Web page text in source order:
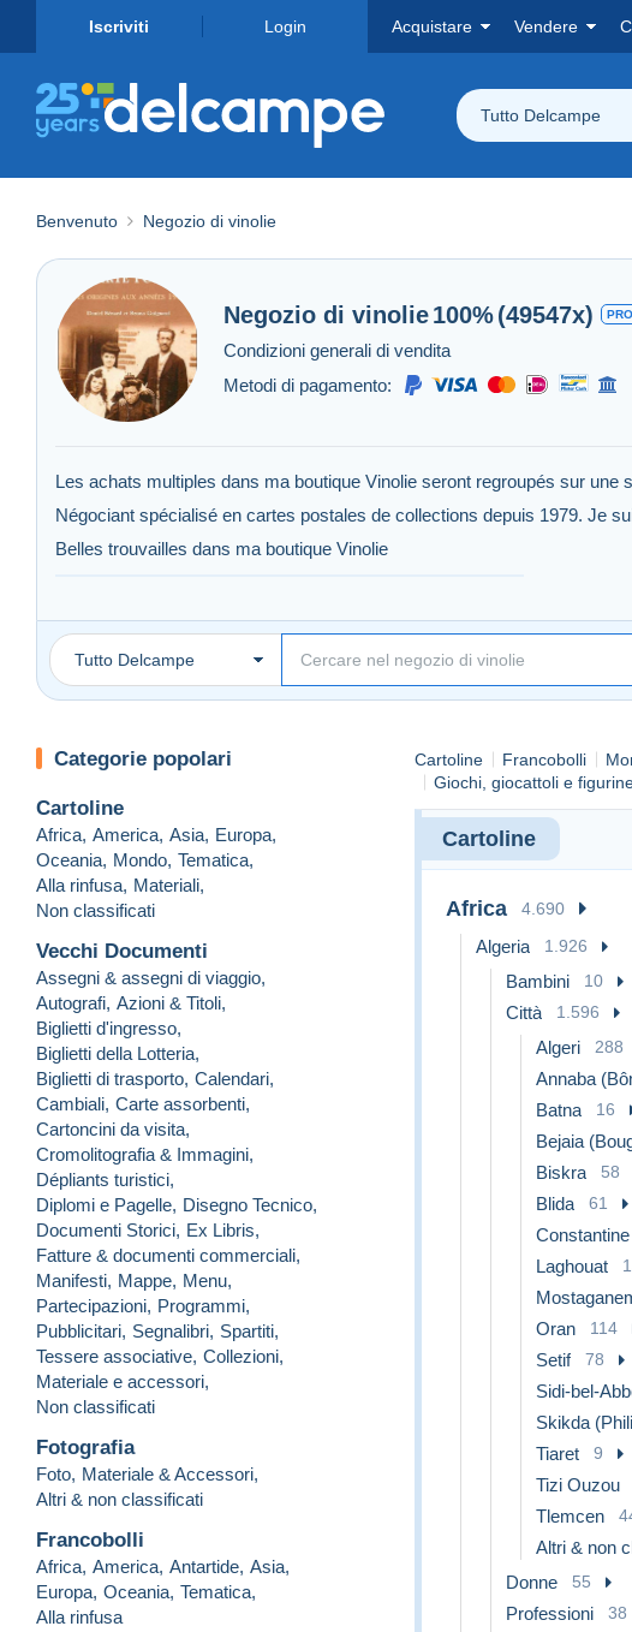
Iscriviti Login Acquistare Vendere
Tutto Delcampe
Benvenuto Negozio di vinolie
Negozio di vinolie100%(49547x) PRO
Condizioni generali di vendita
Metodi di pagamento:
Les achats multiples dans ma boutique Vinolie seront regroupés sur
Négociant spécialisé en cartes postales de collections depuis 1979. Je
Belles trouvailles dans ma boutique Vinolie
Tutto Delcampe
Categorie popolari
Cartoline
Africa, America, Asia, Europa,
Oceania, Mondo, Tematica,
Alla rinfusa, Materiali,
Non classificati
Vecchi Documenti
Assegni & assegni di viaggio,
Autografi, Azioni & Titoli,
Biglietti d'ingresso,
Biglietti della Lotteria,
Biglietti di trasporto, Calendari,
Cambiali, Carte assorbenti,
Cartoncini da visita,
Cromolitografia & Immagini,
Dépliants turistici,
Diplomi e Pagelle, Disegno Tecnico,
Documenti Storici, Ex Libris,
Fatture & documenti commerciali,
Manifesti, Mappe, Menu,
Partecipazioni, Programmi,
Pubblicitari, Segnalibri, Spartiti,
Tessere associative, Collezioni,
Materiale e accessori,
Non classificati
Fotografia
Foto, Materiale & Accessori,
Altri & non classificati
Francobolli
Africa, America, Antartide, Asia,
Europa, Oceania, Tematica,
Alla rinfusa
Cartoline Francobolli
Giochi, giocattoli e
Cartoline
Africa 4.690
Algeria 1.926
Bambini 10
Città 1.596
Algeri 288
Annaba
Batna 16
Bejaia
Biskra 58
Blida 61
Constantine
Laghouat
Oran 114
Setif 78
Sidi-bel-
Skikda
Tiaret 9
Tizi Ouzou
Tlemcen
Altri & non
Donne 55
Professioni 38